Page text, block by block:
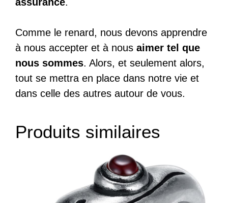
Comme le renard, nous devons apprendre
à nous accepter et à nous aimer tel que
nous sommes. Alors, et seulement alors,
tout se mettra en place dans notre vie et
dans celle des autres autour de vous.
Produits similaires